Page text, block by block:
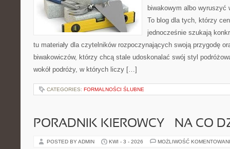
biwakowym albo wyruszyć
To blog dla tych, którzy
jednocześnie szukają
tu materiały dla czytelników rozpoczynających swoją przygodę
biwakowiczów, którzy chcą stale udoskonalać swój styl
wokół podróży, w których liczy […]
CATEGORIES: FORMALNOŚCI ŚLUBNE
PORADNIK KIEROWCY – NA CO
POSTED BY ADMIN KWI - 3 - 2026 MOŻLIWOŚĆ